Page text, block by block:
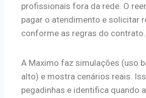
profissionais fora da rede. O
pagar o atendimento e solicitar
conforme as regras do contrato.
A Maximo faz simulações (uso
alto) e mostra cenários reais.
pegadinhas e identifica quando a